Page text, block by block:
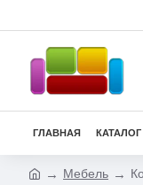
ГЛАВНАЯ
Мебель